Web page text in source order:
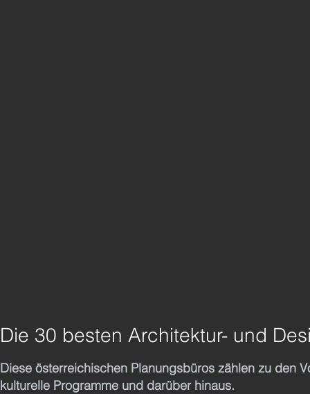
Die 30 besten Architektur- und
Diese österreichischen Planungsbüros zählen zu den
kulturelle Programme und darüber hinaus.